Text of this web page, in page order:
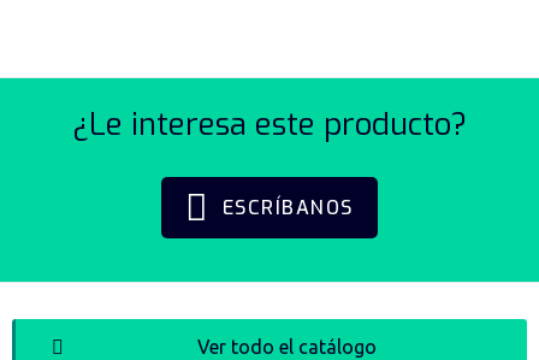
¿Le interesa este producto?
ESCRÍBANOS
Ver todo el catálogo